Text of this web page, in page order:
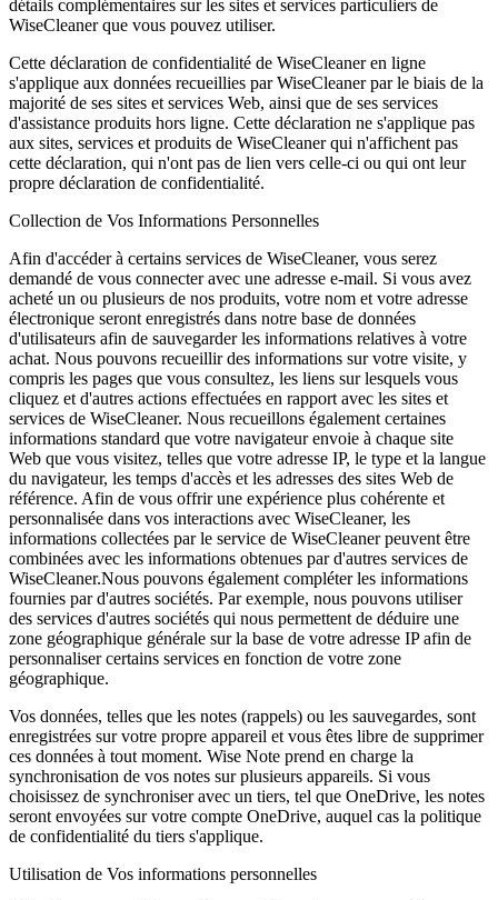
détails complémentaires sur les sites et services particuliers de
WiseCleaner que vous pouvez utiliser.
Cette déclaration de confidentialité de WiseCleaner en ligne
s'applique aux données recueillies par WiseCleaner par le biais de la
majorité de ses sites et services Web, ainsi que de ses services
d'assistance produits hors ligne. Cette déclaration ne s'applique pas
aux sites, services et produits de WiseCleaner qui n'affichent pas
cette déclaration, qui n'ont pas de lien vers celle-ci ou qui ont leur
propre déclaration de confidentialité.
Collection de Vos Informations Personnelles
Afin d'accéder à certains services de WiseCleaner, vous serez
demandé de vous connecter avec une adresse e-mail. Si vous avez
acheté un ou plusieurs de nos produits, votre nom et votre adresse
électronique seront enregistrés dans notre base de données
d'utilisateurs afin de sauvegarder les informations relatives à votre
achat. Nous pouvons recueillir des informations sur votre visite, y
compris les pages que vous consultez, les liens sur lesquels vous
cliquez et d'autres actions effectuées en rapport avec les sites et
services de WiseCleaner. Nous recueillons également certaines
informations standard que votre navigateur envoie à chaque site
Web que vous visitez, telles que votre adresse IP, le type et la langue
du navigateur, les temps d'accès et les adresses des sites Web de
référence. Afin de vous offrir une expérience plus cohérente et
personnalisée dans vos interactions avec WiseCleaner, les
informations collectées par le service de WiseCleaner peuvent être
combinées avec les informations obtenues par d'autres services de
WiseCleaner.Nous pouvons également compléter les informations
fournies par d'autres sociétés. Par exemple, nous pouvons utiliser
des services d'autres sociétés qui nous permettent de déduire une
zone géographique générale sur la base de votre adresse IP afin de
personnaliser certains services en fonction de votre zone
géographique.
Vos données, telles que les notes (rappels) ou les sauvegardes, sont
enregistrées sur votre propre appareil et vous êtes libre de supprimer
ces données à tout moment. Wise Note prend en charge la
synchronisation de vos notes sur plusieurs appareils. Si vous
choisissez de synchroniser avec un tiers, tel que OneDrive, les notes
seront envoyées sur votre compte OneDrive, auquel cas la politique
de confidentialité du tiers s'applique.
Utilisation de Vos informations personnelles